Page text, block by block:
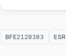
BFE2128383 ESR